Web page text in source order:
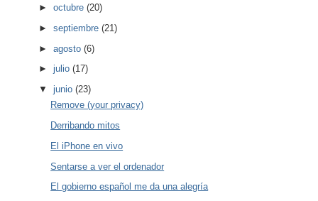
►octubre(20)
►septiembre(21)
►agosto(6)
►julio(17)
▼junio(23)
Remove (your privacy)
Derribando mitos
El iPhone en vivo
Sentarse a ver el ordenador
El gobierno español me da una alegría